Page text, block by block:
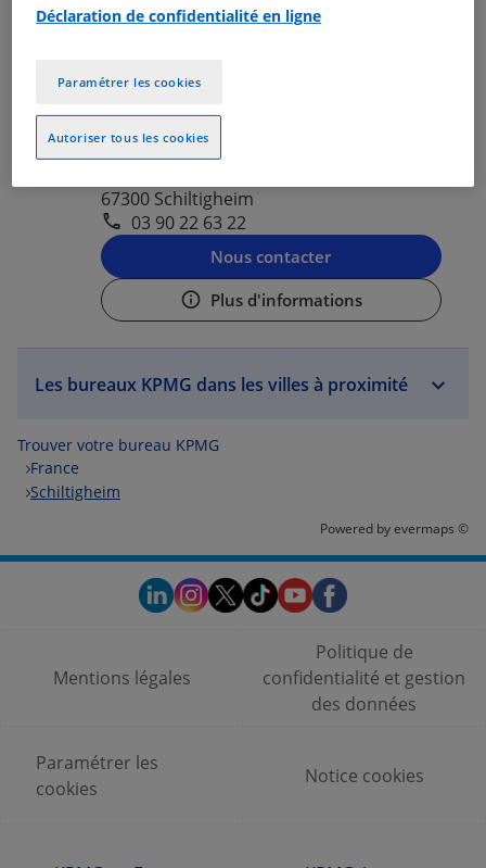
2
2.77 km
KPMG AVOCATS SCHILTIGHEIM -
STRASBOURG
67300 Schiltigheim
03 90 22 63 22
Fermé aujourd'hui
Nous contacter
Plus d'informations
Les bureaux KPMG dans les villes à proximité
Trouver votre bureau KPMG
France
Schiltigheim
Powered byevermaps ©
Mentions légales
Politique de
confidentialité et gestion
des données
Paramétrer les
cookies
Notice cookies
Déclaration de confidentialité en ligne
Autoriser tous les cookies
Paramétrer les cookies